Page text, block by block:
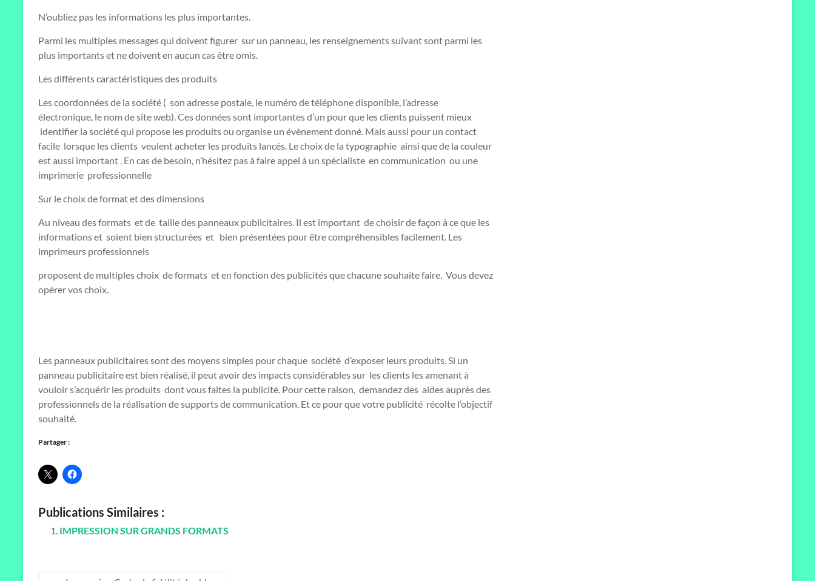
N’oubliez pas les informations les plus importantes.
Parmi les multiples messages qui doivent figurer sur un panneau, les renseignements suivant sont parmi les
plus importants et ne doivent en aucun cas être omis.
Les différents caractéristiques des produits
Les coordonnées de la société ( son adresse postale, le numéro de téléphone disponible, l’adresse
électronique, le nom de site web). Ces données sont importantes d’un pour que les clients puissent mieux
identifier la société qui propose les produits ou organise un évènement donné. Mais aussi pour un contact
facile lorsque les clients veulent acheter les produits lancés. Le choix de la typographie ainsi que de la couleur
est aussi important . En cas de besoin, n’hésitez pas à faire appel à un spécialiste en communication ou une
imprimerie professionnelle
Sur le choix de format et des dimensions
Au niveau des formats et de taille des panneaux publicitaires. Il est important de choisir de façon à ce que les
informations et soient bien structurées et bien présentées pour être compréhensibles facilement. Les
imprimeurs professionnels
proposent de multiples choix de formats et en fonction des publicités que chacune souhaite faire. Vous devez
opérer vos choix.
Les panneaux publicitaires sont des moyens simples pour chaque société d’exposer leurs produits. Si un
panneau publicitaire est bien réalisé, il peut avoir des impacts considérables sur les clients les amenant à
vouloir s’acquérir les produits dont vous faites la publicité. Pour cette raison, demandez des aides auprès des
professionnels de la réalisation de supports de communication. Et ce pour que votre publicité récolte l’objectif
souhaité.
Partager :
Publications Similaires :
IMPRESSION SUR GRANDS FORMATS